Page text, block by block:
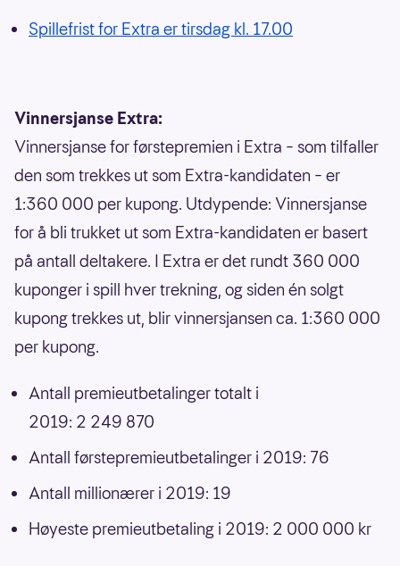
Spillefrist for Extra er tirsdag kl. 17.00
Vinnersjanse Extra:
Vinnersjanse for førstepremien i Extra – som tilfaller
den som trekkes ut som Extra-kandidaten – er
1:360 000 per kupong. Utdypende: Vinnersjanse
for å bli trukket ut som Extra-kandidaten er basert
på antall deltakere. I Extra er det rundt 360 000
kuponger i spill hver trekning, og siden én solgt
kupong trekkes ut, blir vinnersjansen ca. 1:360 000
per kupong.
Antall premieutbetalinger totalt i
2019: 2 249 870
Antall førstepremieutbetalinger i 2019: 76
Antall millionærer i 2019: 19
Høyeste premieutbetaling i 2019: 2 000 000 kr